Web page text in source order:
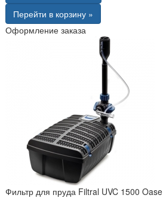
Перейти в корзину »
Оформление заказа
Фильтр для пруда Filtral UVC 1500 Oase